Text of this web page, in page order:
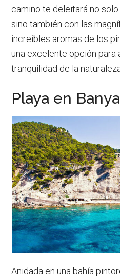
camino te deleitará no
sino también con las
increíbles aromas de los
una excelente opción para
tranquilidad de la
Playa en
Anidada en una bahía